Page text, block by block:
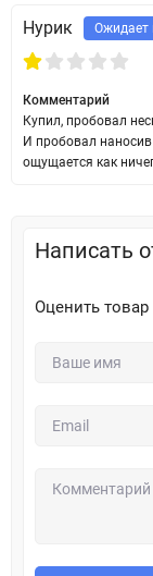
Нурик Ожидает
Комментарий
Купил, пробовал
И пробовал наносив
ощущается как
Написать
Оценить товар